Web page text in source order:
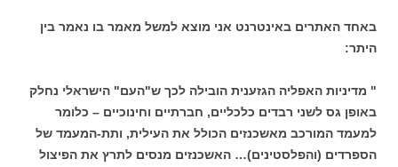
באחד האתרים באינטרנט אני מוצא למשל מאמר בו נאמר בין
היתר:
" מדיניות האפליה הגזענית הובילה לכך ש"העם" הישראלי נחלק
באופן גס לשני רבדים כלכליים, חברתיים וחינוכיים – כלומר
למעמד המורכב מאשכנזים הכולל את העילית, ותת-המעמד של
הספרדים (והפלסטינים)… האשכנזים מנסים לתרץ את הפיצול